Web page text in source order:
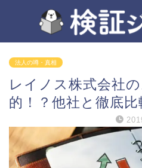
法人の噂・真相
レイノス株式会社
的！？他社と徹底比